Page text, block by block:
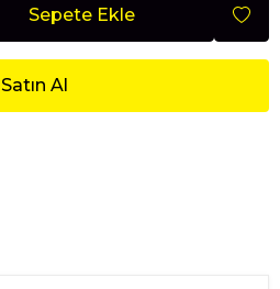
Sepete Ekle
Satın Al